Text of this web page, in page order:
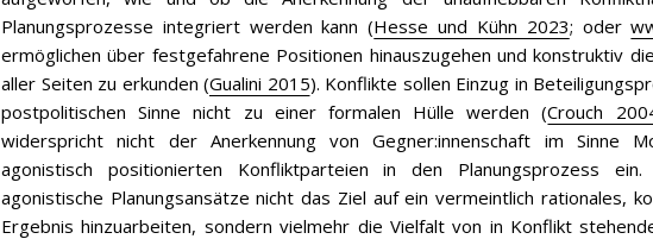
Planungsprozesse integriert werden kann (Hesse und Kühn 2023; oder
ermöglichen über festgefahrene Positionen hinauszugehen und konstruktiv
aller Seiten zu erkunden (Gualini 2015). Konflikte sollen Einzug in
postpolitischen Sinne nicht zu einer formalen Hülle werden (Crouch
widerspricht nicht der Anerkennung von Gegner:innenschaft im Sinne
agonistisch positionierten Konfliktparteien in den Planungsprozess
agonistische Planungsansätze nicht das Ziel auf ein vermeintlich rationales,
Ergebnis hinzuarbeiten, sondern vielmehr die Vielfalt von in Konflikt